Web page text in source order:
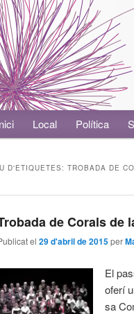
Aneu al contingut principal
Aneu al contingut secundari
Local Política
D'ETIQUETES: TROBADA DE
de Corals de
el29 d'abril de 2015per
El
oferí
sa